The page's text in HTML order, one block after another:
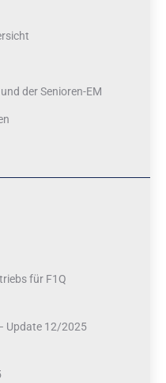
der Senioren-EM
für F1Q
Update 12/2025